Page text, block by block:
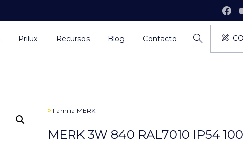
Prilux Recursos Blog Contacto
> Familia MERK
MERK 3W 840 RAL7010 IP54